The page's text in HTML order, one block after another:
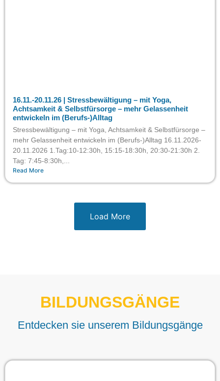
16.11.-20.11.26 | Stressbewältigung – mit Yoga,
Achtsamkeit & Selbstfürsorge – mehr Gelassenheit
entwickeln im (Berufs-)Alltag
Stressbewältigung – mit Yoga, Achtsamkeit & Selbstfürsorge –
mehr Gelassenheit entwickeln im (Berufs-)Alltag 16.11.2026-
20.11.2026 1.Tag:10-12:30h, 15:15-18:30h, 20:30-21:30h 2.
Tag: 7:45-8:30h,...
Read More
Load More
BILDUNGSGÄNGE
Entdecken sie unserem Bildungsgänge